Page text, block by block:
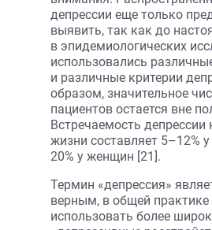
депрессии еще только
выявить, так как до
в эпидемиологических
использовались
и различные критерии
образом, значительное
пациентов остается вне
Встречаемость депрессии
жизни составляет 5–12%
20% у женщин [21].
Термин «депрессия»
верным, в общей
использовать более